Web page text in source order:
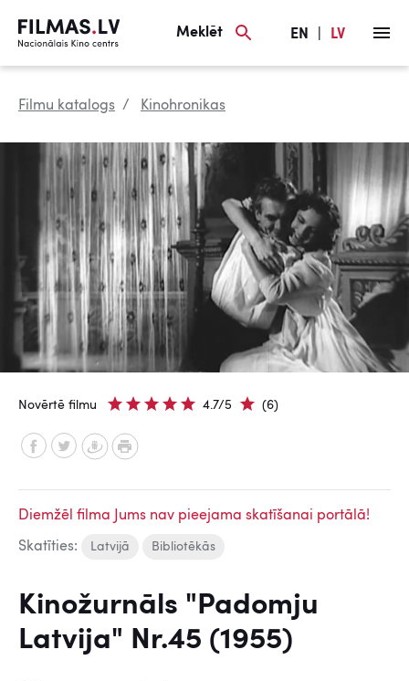
Meklēt EN LV
Filmu katalogs Kinohronikas
Novērtē filmu 4.7/5 (6)
Diemžēl filma Jums nav pieejama skatīšanai portālā!
Skatīties: Latvijā Bibliotēkās
Kinožurnāls "Padomju
Latvija" Nr.45 (1955)